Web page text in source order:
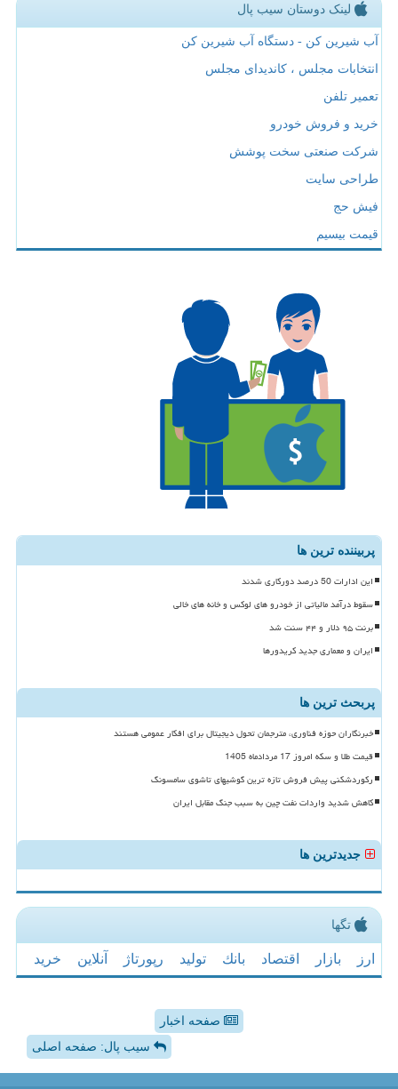
لینک دوستان سیب پال
آب شیرین کن - دستگاه آب شیرین کن
انتخابات مجلس ، کاندیدای مجلس
تعمیر تلفن
خرید و فروش خودرو
شرکت صنعتی سخت پوشش
طراحی سایت
فیش حج
قیمت بیسیم
پربیننده ترین ها
این ادارات 50 درصد دورکاری شدند
سقوط درآمد مالیاتی از خودرو های لوکس و خانه های خالی
برنت ۹۵ دلار و ۴۴ سنت شد
ایران و معماری جدید کریدورها
پربحث ترین ها
خبرنگاران حوزه فناوری، مترجمان تحول دیجیتال برای افکار عمومی هستند
قیمت طلا و سکه امروز 17 مردادماه 1405
رکوردشکنی پیش فروش تازه ترین گوشیهای تاشوی سامسونگ
کاهش شدید واردات نفت چین به سبب جنگ مقابل ایران
جدیدترین ها
تگها
ارز بازار اقتصاد بانك تولید رپورتاژ آنلاین خرید
صفحه اخبار
سیب پال: صفحه اصلی